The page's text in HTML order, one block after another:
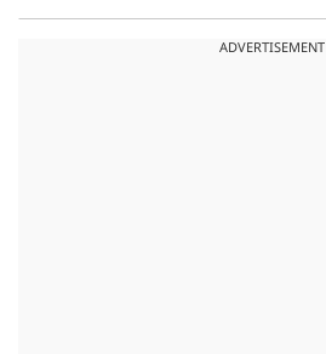
ADVERTISEMENT